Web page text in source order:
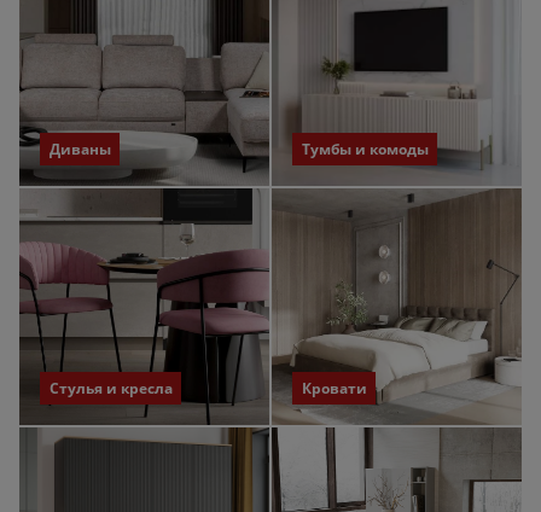
Диваны Тумбы и комоды
Стулья и кресла Кровати